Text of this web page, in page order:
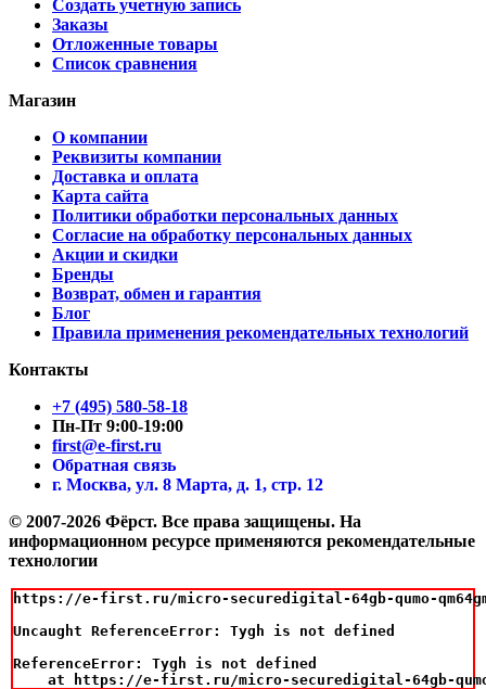
Создать учетную запись
Заказы
Отложенные товары
Список сравнения
Магазин
О компании
Реквизиты компании
Доставка и оплата
Карта сайта
Политики обработки персональных данных
Согласие на обработку персональных данных
Акции и скидки
Бренды
Возврат, обмен и гарантия
Блог
Правила применения рекомендательных технологий
Контакты
+7 (495) 580-58-18
Пн-Пт 9:00-19:00
first@e-first.ru
Обратная связь
г. Москва, ул. 8 Марта, д. 1, стр. 12
© 2007-2026 Фёрст. Все права защищены. На
информационном ресурсе применяются рекомендательные
технологии
https://e-first.ru/micro-securedigital-64gb-qumo-
Uncaught ReferenceError: Tygh is not defined
ReferenceError: Tygh is not defined
at https://e-first.ru/micro-securedigital-64gb-